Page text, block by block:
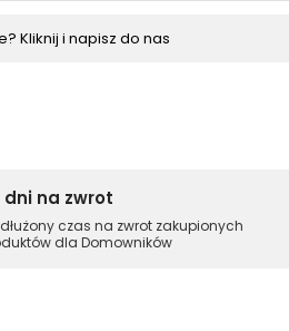
Kliknij i napisz do nas
dni na zwrot
czas na zwrot zakupionych
dla Domowników